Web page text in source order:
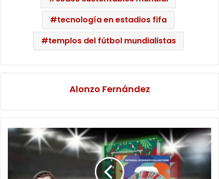
tecnología en estadios fifa
templos del fútbol mundialistas
Alonzo Fernández
Del
pasatiempo